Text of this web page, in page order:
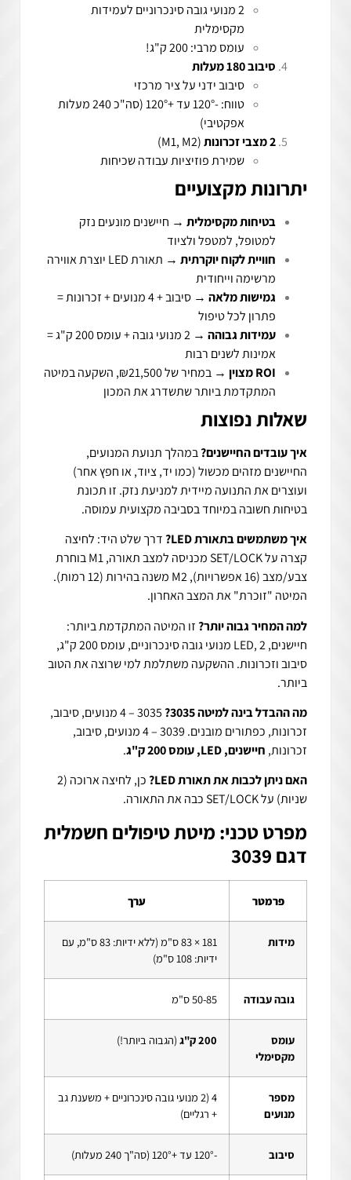
2 מנועי גובה סינכרוניים לעמידות
מקסימלית
עומס מרבי: 200 ק"ג!
סיבוב 180 מעלות
סיבוב ידני על ציר מרכזי
טווח: -120° עד +120° (סה"כ 240 מעלות
אפקטיבי)
2 מצבי זכרונות
(M1, M2)
שמירת פוזיציות עבודה שכיחות
יתרונות מקצועיים
בטיחות מקסימלית → חיישנים מונעים נזק
למטופל, למטפל ולציוד
חוויית לקוח יוקרתית →
תאורת LED יוצרת אווירה
מרשימה וייחודית
גמישות מלאה →
סיבוב + 4 מנועים + זכרונות =
פתרון לכל טיפול
עמידות גבוהה →
2 מנועי גובה + עומס 200 ק"ג =
אמינות לשנים רבות
ROI מצוין
→
במחיר של ₪21,500, השקעה במיטה
המתקדמת ביותר שתשדרג את המכון
שאלות נפוצות
איך עובדים החיישנים?במהלך תנועת המנועים,
החיישנים מזהים מכשול (כמו יד, ציוד, או חפץ אחר)
ועוצרים את התנועה מיידית למניעת נזק. זו תכונת
בטיחות חשובה במיוחד בסביבה מקצועית עמוסה.
איך משתמשים בתאורת LED?
דרך שלט היד: לחיצה
קצרה על SET/LOCK מכניסה למצב תאורה, M1 בוחרת
צבע/מצב (16 אפשרויות), M2 משנה בהירות (12 רמות).
המיטה "זוכרת" את המצב האחרון.
למה המחיר גבוה יותר?זו המיטה המתקדמת ביותר:
חיישנים, LED, 2 מנועי גובה סינכרוניים, עומס 200 ק"ג,
סיבוב וזכרונות. ההשקעה משתלמת למי שרוצה את הטוב
ביותר.
מה ההבדל בינה למיטה 3035?
3035 – 4 מנועים, סיבוב,
זכרונות, כפתורים מובנים. 3039 – 4 מנועים, סיבוב,
זכרונות, חיישנים, LED, עומס 200 ק"ג
.
האם ניתן לכבות את תאורת LED?
כן, לחיצה ארוכה (2
שניות) על SET/LOCK כבה את התאורה.
מפרט טכני: מיטת טיפולים חשמלית
דגם 3039
פרמטר ערך
מידות
181 × 83 ס"מ (ללא ידיות: 83 ס"מ, עם
ידיות: 108 ס"מ)
גובה עבודה 50-85 ס"מ
עומס
מקסימלי
200 ק"ג (הגבוה ביותר!)
מספר
מנועים
4 (2 מנועי גובה סינכרוניים + משענת גב
+ רגליים)
סיבוב -120° עד +120° (סה"ך 240 מעלות)